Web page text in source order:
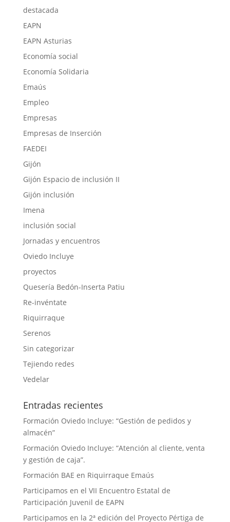
destacada
EAPN
EAPN Asturias
Economía social
Economía Solidaria
Emaús
Empleo
Empresas
Empresas de Inserción
FAEDEI
Gijón
Gijón Espacio de inclusión II
Gijón inclusión
Imena
inclusión social
Jornadas y encuentros
Oviedo Incluye
proyectos
Quesería Bedón-Inserta Patiu
Re-invéntate
Riquirraque
Serenos
Sin categorizar
Tejiendo redes
Vedelar
Entradas recientes
Formación Oviedo Incluye: “Gestión de pedidos y
almacén”
Formación Oviedo Incluye: “Atención al cliente, venta
y gestión de caja”.
Formación BAE en Riquirraque Emaús
Participamos en el VII Encuentro Estatal de
Participación Juvenil de EAPN
Participamos en la 2ª edición del Proyecto Pértiga de